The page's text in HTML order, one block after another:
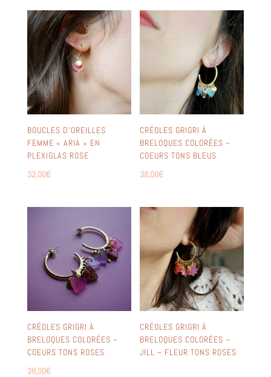
BOUCLES D’OREILLES
FEMME « ARIA » EN
PLEXIGLAS ROSE
32,00€
CRÉOLES GRIGRI À
BRELOQUES COLORÉES ~
COEURS TONS BLEUS
38,00€
CRÉOLES GRIGRI À
BRELOQUES COLORÉES ~
COEURS TONS ROSES
38,00€
CRÉOLES GRIGRI À
BRELOQUES COLORÉES ~
JILL ~ FLEUR TONS ROSES